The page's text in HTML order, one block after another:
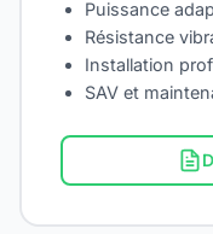
Puissance
Résistance
Installation
SAV et